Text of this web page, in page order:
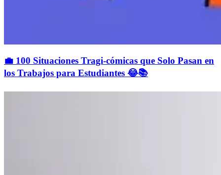
💼 100 Situaciones Tragi-cómicas que Solo Pasan en
los Trabajos para Estudiantes 😂📚